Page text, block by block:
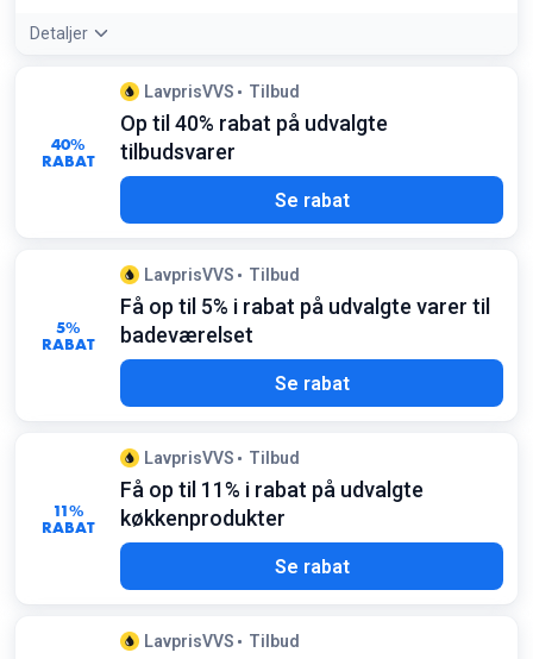
Detaljer
Tilbudsdetaljer:
Besøg tilbudssektionen regelmæssigt for
at finde de største besparelser på restpartier og ugetilbud
Betingelser:
Gælder kun udvalgte varer så længe lager haves
40%
RABAT
LavprisVVS Tilbud
Op til 40% rabat på udvalgte
tilbudsvarer
Se rabat
5%
RABAT
LavprisVVS Tilbud
Få op til 5% i rabat på udvalgte varer til
badeværelset
Se rabat
11%
RABAT
LavprisVVS Tilbud
Få op til 11% i rabat på udvalgte
køkkenprodukter
Se rabat
LavprisVVS Tilbud